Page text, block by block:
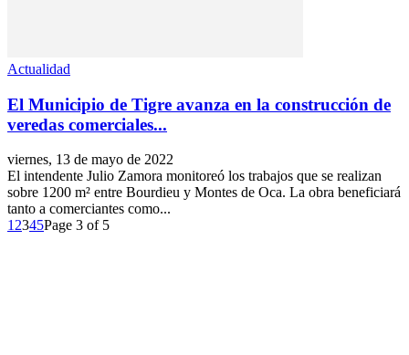
Actualidad
El Municipio de Tigre avanza en la construcción de
veredas comerciales...
viernes, 13 de mayo de 2022
El intendente Julio Zamora monitoreó los trabajos que se realizan
sobre 1200 m² entre Bourdieu y Montes de Oca. La obra beneficiará
tanto a comerciantes como...
1 2345Page 3 of 5